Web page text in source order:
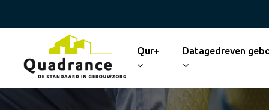
Qur+ Datagedreven